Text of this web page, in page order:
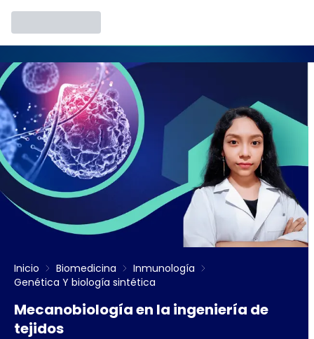
Inicio Biomedicina
Inmunología
Genética Y biología sintética
Mecanobiología en la ingeniería de
tejidos